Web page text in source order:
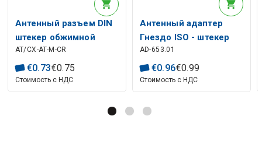
Антенный разъем DIN
штекер обжимной
AT/CX-AT-M-CR
€0.73€0.75
Стоимость с НДС
Антенный адаптер
Гнездо ISO - штекер
DIN, короткий
AD-653.01
€0.96€0.99
Стоимость с НДС